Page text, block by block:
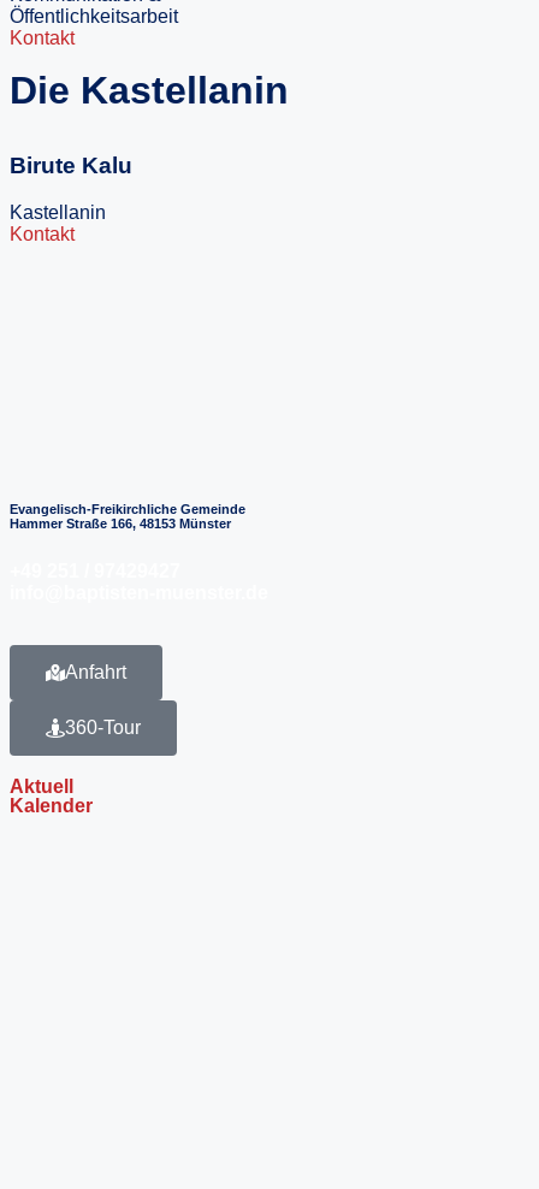
Öffentlichkeitsarbeit
Kontakt
Die Kastellanin
Birute Kalu
Kastellanin
Kontakt
Evangelisch-Freikirchliche Gemeinde
Hammer Straße 166, 48153 Münster
Anfahrt
360-Tour
Aktuell
Kalender